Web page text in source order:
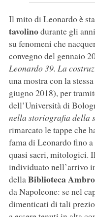
Il mito di Leonardo è
tavolinodurante gli
su fenomeni che
convegno del gennaio
Leonardo 39. La
una mostra con la
giugno 2018), per
dell’Università di
nella storiografia della
rimarcato le tappe che
fama di Leonardo fino
quasi sacri, mitologici.
individuato nell’arrivo
dellaBiblioteca
da Napoleone: se nel
dimenticati di tali